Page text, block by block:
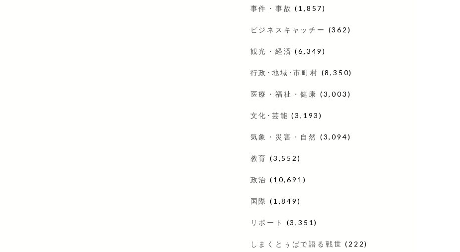
事件・事故 (1,857)
ビジネスキャッチー (362)
観光・経済 (6,349)
行政･地域･市町村 (8,350)
医療・福祉・健康 (3,003)
文化･芸能 (3,193)
気象・災害・自然 (3,094)
教育 (3,552)
政治 (10,691)
国際 (1,849)
リポート (3,351)
しまくとぅばで語る戦世 (222)